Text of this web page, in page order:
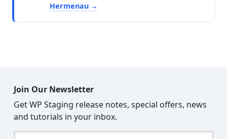
Hermenau
Join Our Newsletter
Get WP Staging release notes, special offers, news
and tutorials in your inbox.